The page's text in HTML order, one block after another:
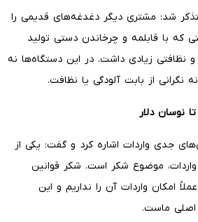
شد: مشتری دیگر دغدغه‌های قدیمی را
که با قابلمه و چرخاندن دستی تولید
زیادی داشت. در این دستگاه‌ها نه
از بابت آلودگی یا نظافت.
نوسان دلار
جدی واردات اشاره کرد و گفت: یکی از
موضوع شکر است. شکر قوانین
امکان واردات آن را نداریم و این
ماست.